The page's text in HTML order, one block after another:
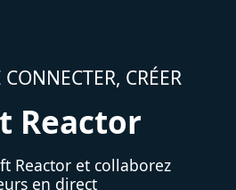
CRÉER
Reactor
Reactor et collaborez
en direct